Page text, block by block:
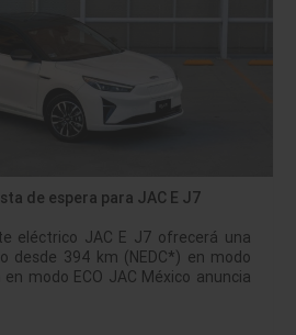
de espera para JAC E J7
eléctrico JAC E J7 ofrecerá una
desde 394 km (NEDC*) en modo
modo ECO JAC México anuncia